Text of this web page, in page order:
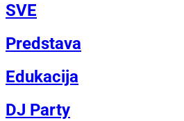
SVE
Predstava
Edukacija
DJ Party